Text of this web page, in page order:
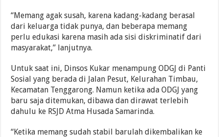
“Memang agak susah, karena kadang-kadang berasal
dari keluarga tidak punya, dan beberapa memang
perlu edukasi karena masih ada sisi diskriminatif dari
masyarakat,” lanjutnya.
Untuk saat ini, Dinsos Kukar menampung ODGJ di Panti
Sosial yang berada di Jalan Pesut, Kelurahan Timbau,
Kecamatan Tenggarong. Namun ketika ada ODGJ yang
baru saja ditemukan, dibawa dan dirawat terlebih
dahulu ke RSJD Atma Husada Samarinda.
“Ketika memang sudah stabil barulah dikembalikan ke